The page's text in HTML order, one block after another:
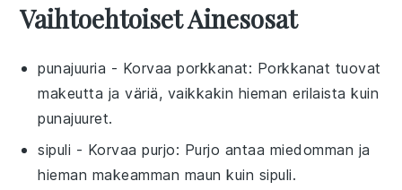
Vaihtoehtoiset Ainesosat
punajuuria - Korvaaporkkanat: Porkkanat tuovat
makeutta ja väriä, vaikkakin hieman erilaista kuin
punajuuret.
sipuli - Korvaapurjo: Purjo antaa miedomman ja
hieman makeamman maun kuin sipuli.